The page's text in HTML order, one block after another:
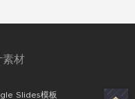
素材
Slides模板